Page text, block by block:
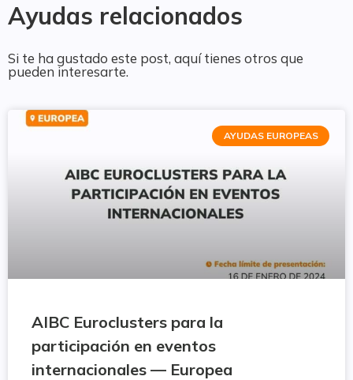
Ayudas relacionados
Si te ha gustado este post, aquí tienes otros que
pueden interesarte.
AYUDAS EUROPEAS
AIBC Euroclusters para la
participación en eventos
internacionales — Europea